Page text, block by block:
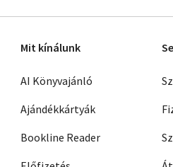
Mit kínálunk
AI Könyvajánló
Ajándékkártyák
Bookline Reader